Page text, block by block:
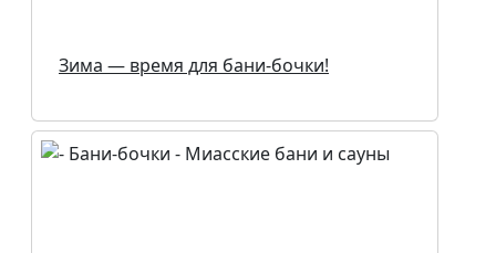
Зима — время для бани-бочки!